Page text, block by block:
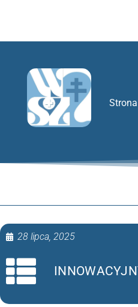
28 lipca, 2025